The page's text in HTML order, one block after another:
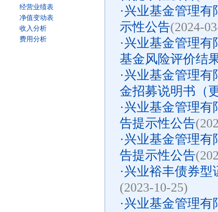
经营业绩表
净值变动表
收入分析
费用分析
·兴业基金管理有
示性公告(2024-
·兴业基金管理有
基金风险评价结
·兴业基金管理有
金招募说明书（
·兴业基金管理有
告提示性公告
·兴业基金管理有
告提示性公告
·兴业裕丰债券型
(2023-10-25)
·兴业基金管理有